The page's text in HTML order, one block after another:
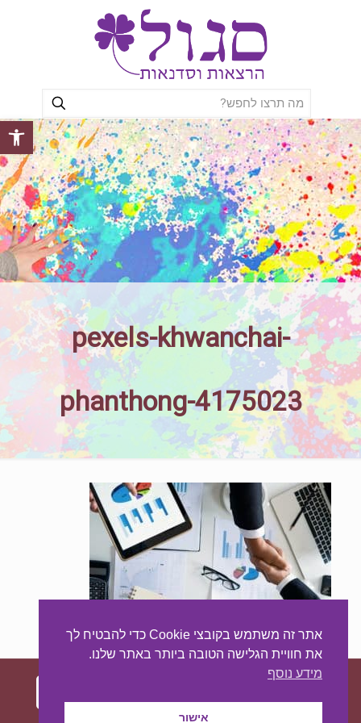
פתח
pexels-khwanchai-
phanthong-4175023
אתר זה משתמש בקובצי Cookie כדי להבטיח לך
את חוויית הגלישה הטובה ביותר באתר שלנו.
מידע נוסף
אישור